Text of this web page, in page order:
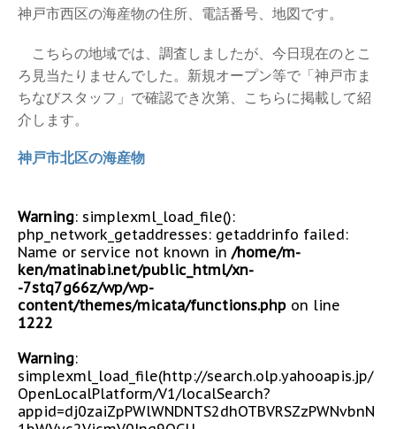
神戸市西区の海産物の住所、電話番号、地図です。
こちらの地域では、調査しましたが、今日現在のとこ
ろ見当たりませんでした。新規オープン等で「神戸市ま
ちなびスタッフ」で確認でき次第、こちらに掲載して紹
介します。
神戸市北区の海産物
Warning: simplexml_load_file():
php_network_getaddresses: getaddrinfo failed:
Name or service not known in /home/m-
ken/matinabi.net/public_html/xn-
-7stq7g66z/wp/wp-
content/themes/micata/functions.php on line
1222
Warning:
simplexml_load_file(http://search.olp.yahooapis.jp/
OpenLocalPlatform/V1/localSearch?
appid=dj0zaiZpPWlWNDNTS2dhOTBVRSZzPWNvbnN